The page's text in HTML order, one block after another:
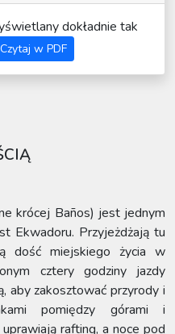
dokładnie tak
Czytaj w PDF
krócej Baños) jest jednym
Ekwadoru. Przyjeżdżają tu
dość miejskiego życia w
cztery godziny jazdy
aby zakosztować przyrody i
pomiędzy górami i
rafting, a noce pod